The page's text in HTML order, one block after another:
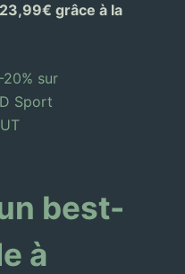
grâce à la
sur
Sport
best-
à